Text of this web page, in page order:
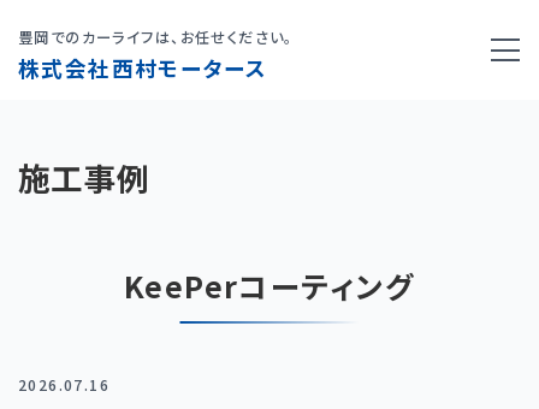
株式会社西村モータース
豊岡でのカーライフは、お任せください。
施工事例
KeePerコーティング
2026.07.16